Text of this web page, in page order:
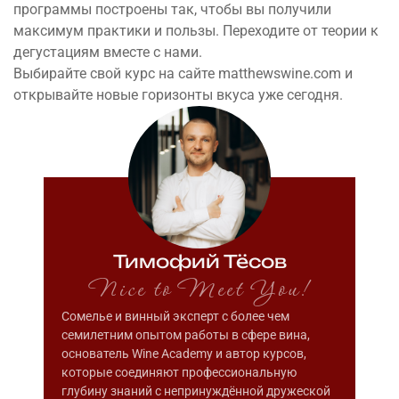
Тимофий Тёсов
Nice to Meet You!
Сомелье и винный эксперт с более чем
семилетним опытом работы в сфере вина,
основатель Wine Academy и автор курсов,
которые соединяют профессиональную
глубину знаний с непринуждённой дружеской
программы построены так, чтобы вы получили
максимум практики и пользы. Переходите от теории к
дегустациям вместе с нами.
Выбирайте свой курс на сайте matthewswine.com и
открывайте новые горизонты вкуса уже сегодня.